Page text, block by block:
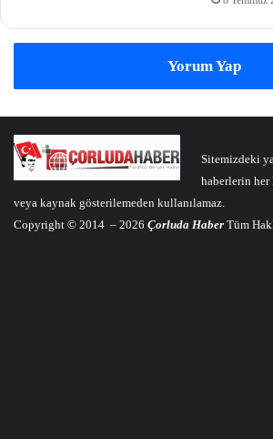
Yorum Yap
Sitemizdeki
haberlerin her
veya kaynak gösterilemeden kullanılamaz.
Copyright © 2014 – 2026 Çorluda Haber Tüm